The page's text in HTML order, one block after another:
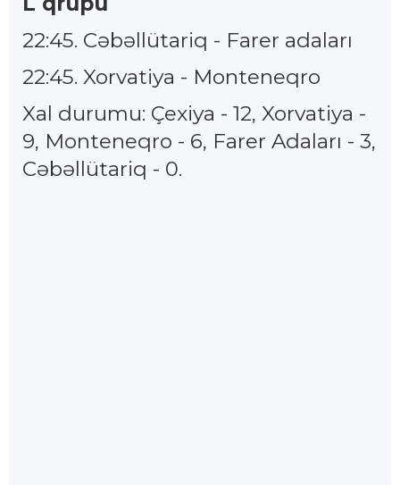
22:45. Cəbəllütariq - Farer adaları
22:45. Xorvatiya - Monteneqro
Xal durumu: Çexiya - 12, Xorvatiya -
9, Monteneqro - 6, Farer Adaları - 3,
Cəbəllütariq - 0.